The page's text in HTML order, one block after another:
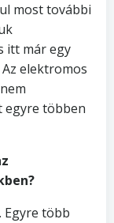
most további
itt már egy
elektromos
egyre többen
Egyre több